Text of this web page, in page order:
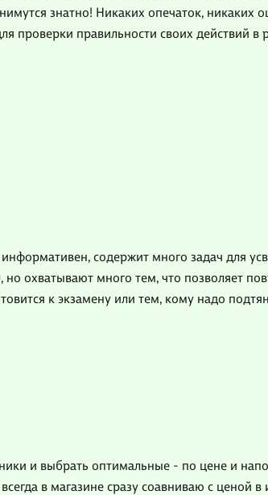
знатно! Никаких опечаток,
проверки правильности своих действий в
содержит много задач для
но охватывают много тем, что позволяет
к экзамену или тем, кому надо
и выбрать оптимальные - по цене и
в магазине сразу соавниваю с ценой